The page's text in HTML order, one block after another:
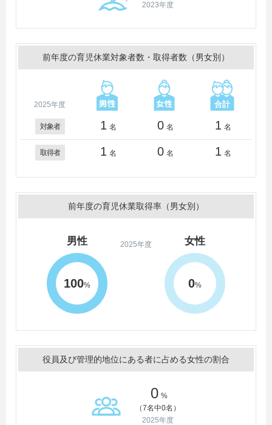
2023年度
前年度の育児休業対象者数・取得者数（男女別）
2025年度
対象者 1 名 0 名 1 名
取得者 1 名 0 名 1 名
前年度の育児休業取得率（男女別）
2025年度
男性
100%
女性
0%
役員及び管理的地位にある者に占める女性の割合
0 %
（7名中0名）
2025年度